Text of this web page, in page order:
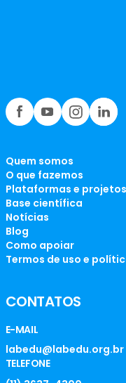
Quem somos
O que fazemos
Plataformas e projetos
Base científica
Notícias
Blog
Como apoiar
Termos de uso e
CONTATOS
E-MAIL
labedu@labedu.org.br
TELEFONE